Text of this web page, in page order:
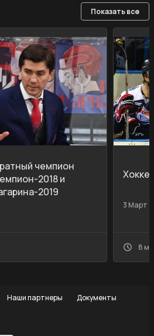
Показать все
чемпион
2018 и
2019
3 Март
8
Наши партнеры
Документы